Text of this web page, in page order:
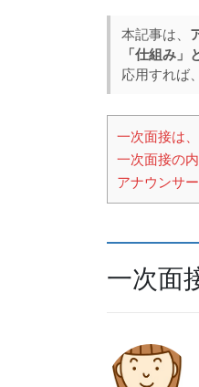
c
e
o
o
k
本記事は、
「仕組み
応用すれば
一次面接は
一次面接の
アナウンサ
一次面